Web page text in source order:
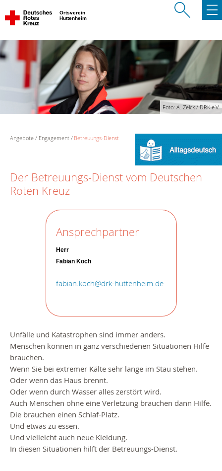
Ortsverein
Huttenheim
Foto: A. Zelck / DRK e.V.
Angebote Engagement Betreuungs-Dienst
Der Betreuungs-Dienst vom Deutschen
Roten Kreuz
Ansprechpartner
Herr
Fabian Koch
fabian.koch@drk-huttenheim.de
Unfälle und Katastrophen sind immer anders.
Menschen können in ganz verschiedenen Situationen Hilfe
brauchen.
Wenn Sie bei extremer Kälte sehr lange im Stau stehen.
Oder wenn das Haus brennt.
Oder wenn durch Wasser alles zerstört wird.
Auch Menschen ohne eine Verletzung brauchen dann Hilfe.
Die brauchen einen Schlaf-Platz.
Und etwas zu essen.
Und vielleicht auch neue Kleidung.
In diesen Situationen hilft der Betreuungs-Dienst.